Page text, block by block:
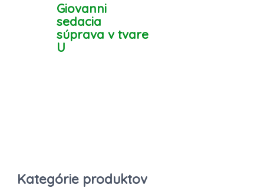
Kategórie produktov
Giovanni
sedacia
súprava v tvare
U